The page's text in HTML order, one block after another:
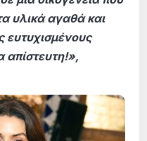
υλικά αγαθά και
ευτυχισμένους